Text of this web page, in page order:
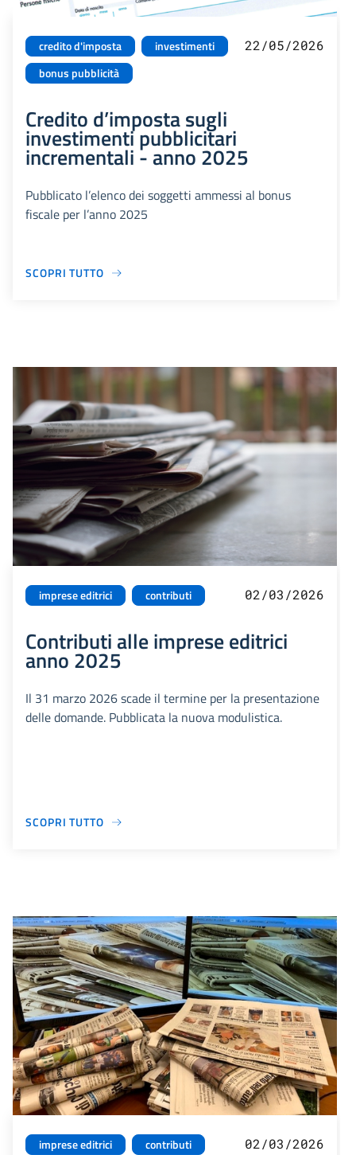
credito d'imposta
investimenti
bonus pubblicità
22/05/2026
Credito d’imposta sugli
investimenti pubblicitari
incrementali - anno 2025
Pubblicato l’elenco dei soggetti ammessi al bonus
fiscale per l’anno 2025
SCOPRI TUTTO
imprese editrici contributi 02/03/2026
Contributi alle imprese editrici
anno 2025
Il 31 marzo 2026 scade il termine per la presentazione
delle domande. Pubblicata la nuova modulistica.
SCOPRI TUTTO
imprese editrici
contributi
02/03/2026